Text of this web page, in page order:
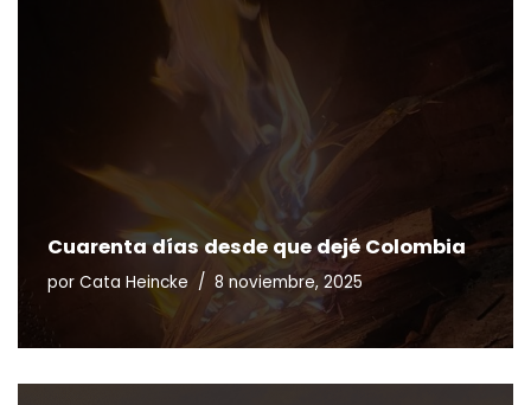
Cuarenta días desde que dejé Colombia
por Cata Heincke 8 noviembre, 2025